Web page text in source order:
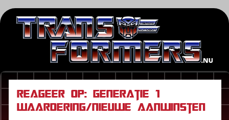
Reageer op: Generatie 1
waardering/nieuwe aanwinsten